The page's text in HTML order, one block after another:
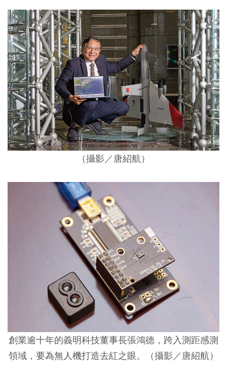
（攝影／唐紹航）
創業逾十年的義明科技董事長張鴻德，跨入測距感測
領域，要為無人機打造去紅之眼。（攝影／唐紹航）